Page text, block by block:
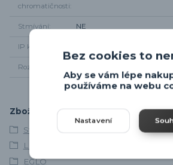
chromatičnosti
Stmívání NE
IP krytí
Rozměr svítidla
Zboží zařazeno v kategoriích
Stropní svítidla
LED svítidla
EGLO
Bez cookies to
Aby se vám lépe
používáme na webu
Nastavení